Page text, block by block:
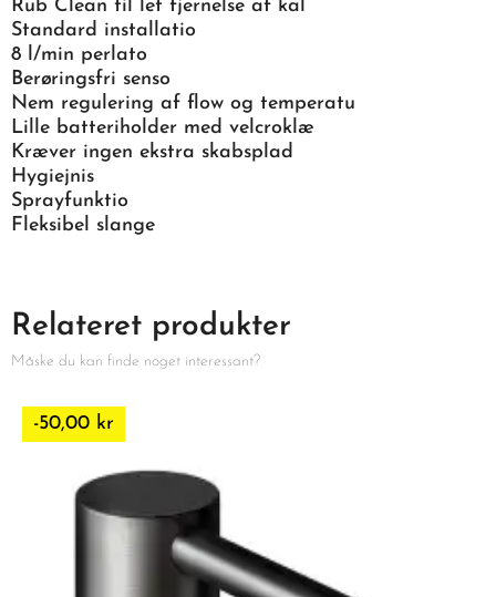
Rub Clean til let fjernelse af kal
Standard installatio
8 l/min perlato
Berøringsfri senso
Nem regulering af flow og temperatu
Lille batteriholder med velcroklæ
Kræver ingen ekstra skabsplad
Hygiejnis
Sprayfunktio
Fleksibel slange
Relateret produkter
Måske du kan finde noget interessant?
-50,00 kr